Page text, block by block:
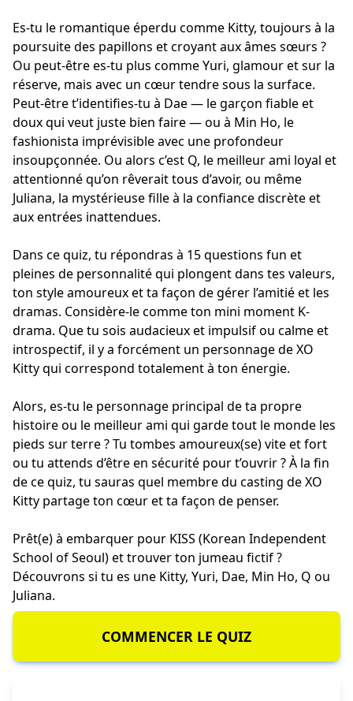
Es-tu le romantique éperdu comme Kitty, toujours à la
poursuite des papillons et croyant aux âmes sœurs ?
Ou peut-être es-tu plus comme Yuri, glamour et sur la
réserve, mais avec un cœur tendre sous la surface.
Peut-être t’identifies-tu à Dae — le garçon fiable et
doux qui veut juste bien faire — ou à Min Ho, le
fashionista imprévisible avec une profondeur
insoupçonnée. Ou alors c’est Q, le meilleur ami loyal et
attentionné qu’on rêverait tous d’avoir, ou même
Juliana, la mystérieuse fille à la confiance discrète et
aux entrées inattendues.
Dans ce quiz, tu répondras à 15 questions fun et
pleines de personnalité qui plongent dans tes valeurs,
ton style amoureux et ta façon de gérer l’amitié et les
dramas. Considère-le comme ton mini moment K-
drama. Que tu sois audacieux et impulsif ou calme et
introspectif, il y a forcément un personnage de XO
Kitty qui correspond totalement à ton énergie.
Alors, es-tu le personnage principal de ta propre
histoire ou le meilleur ami qui garde tout le monde les
pieds sur terre ? Tu tombes amoureux(se) vite et fort
ou tu attends d’être en sécurité pour t’ouvrir ? À la fin
de ce quiz, tu sauras quel membre du casting de XO
Kitty partage ton cœur et ta façon de penser.
Prêt(e) à embarquer pour KISS (Korean Independent
School of Seoul) et trouver ton jumeau fictif ?
Découvrons si tu es une Kitty, Yuri, Dae, Min Ho, Q ou
Juliana.
COMMENCER LE QUIZ